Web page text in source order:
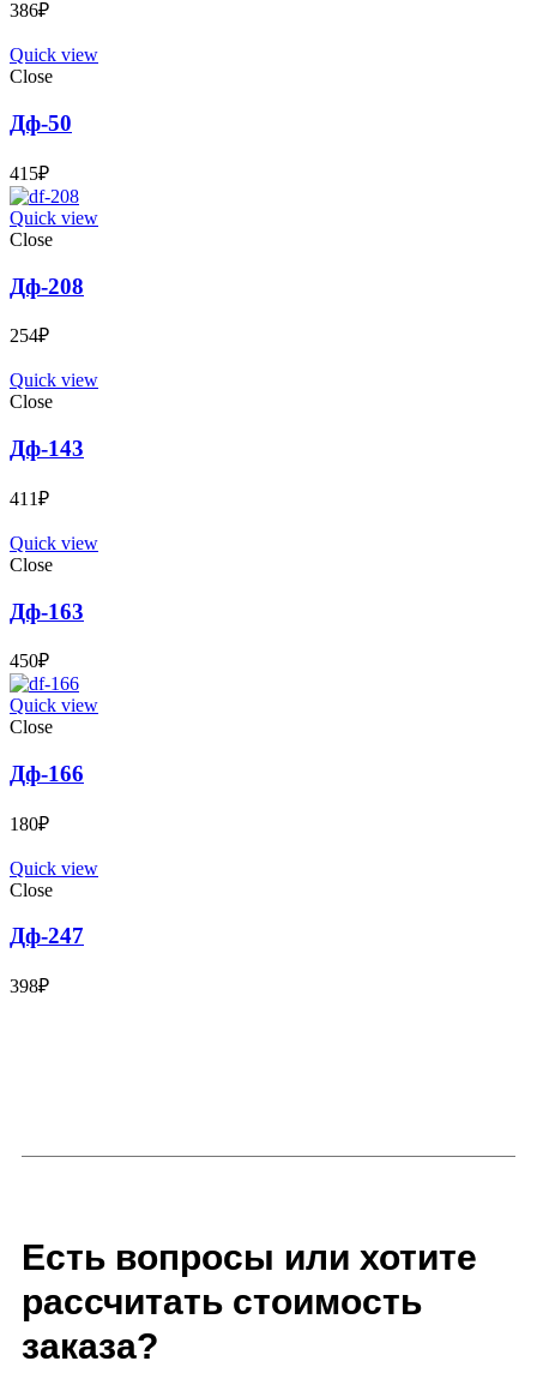
386₽
Quick view
Close
Дф-50
415₽
Quick view
Close
Дф-208
254₽
Quick view
Close
Дф-143
411₽
Quick view
Close
Дф-163
450₽
Quick view
Close
Дф-166
180₽
Quick view
Close
Дф-247
398₽
Есть вопросы или хотите
рассчитать стоимость
заказа?